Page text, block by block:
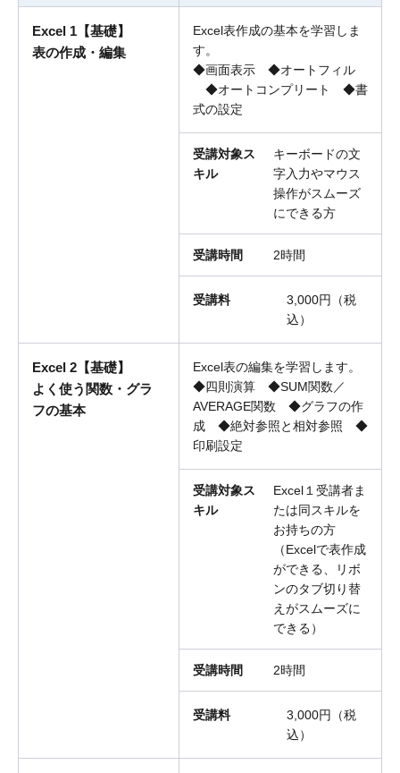
Excel 1【基礎】
表の作成・編集
Excel表作成の基本を学習しま
す。
◆画面表示 ◆オートフィル
◆オートコンプリート ◆書
式の設定
受講対象ス
キル
キーボードの文
字入力やマウス
操作がスムーズ
にできる方
受講時間 2時間
受講料
3,000円（税
込）
Excel 2【基礎】
よく使う関数・グラ
フの基本
Excel表の編集を学習します。
◆四則演算 ◆SUM関数／
AVERAGE関数 ◆グラフの作
成 ◆絶対参照と相対参照 ◆
印刷設定
受講対象ス
キル
Excel１受講者ま
たは同スキルを
お持ちの方
（Excelで表作成
ができる、リボ
ンのタブ切り替
えがスムーズに
できる）
受講時間 2時間
受講料
3,000円（税
込）